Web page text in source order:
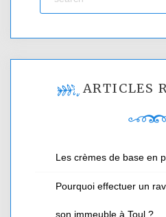
ARTICLES
Les crèmes de base en
Pourquoi effectuer un
son immeuble à Toul ?